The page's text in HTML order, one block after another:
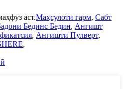
аст.Маҳсулоти гарм, Сабт
Бединс Бедин, Ангишт
, Ангишти Пулверт,
,